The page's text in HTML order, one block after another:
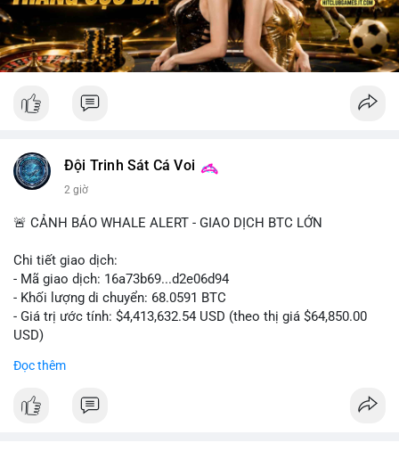
Đội Trinh Sát Cá Voi
2 giờ
🚨 CẢNH BÁO WHALE ALERT - GIAO DỊCH BTC LỚN
Chi tiết giao dịch:
- Mã giao dịch: 16a73b69...d2e06d94
- Khối lượng di chuyển: 68.0591 BTC
- Giá trị ước tính: $4,413,632.54 USD (theo thị giá $64,850.00
USD)
luân chuyển trong một giao dịch duy nhất cho thấy dấu hiệu
Đọc thêm